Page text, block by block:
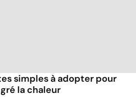
simples à adopter pour
la chaleur